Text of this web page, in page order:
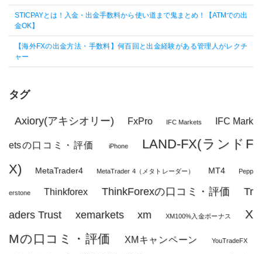
STICPAYとは！入金・出金手数料から使い道まで鬼まとめ！【ATMでの出
金OK】
【海外FXの出金方法・手数料】何百回と出金経験がある管理人がレクチ
ャー
タグ
Axiory(アキシオリー) FxPro IFC Markets IFC Mark
etsの口コミ・評価 iPhone
LAND-FX(ランドF
X)
MetaTrader4 MetaTrader 4（メタトレーダー） MT4 Pepp
erstone Thinkforex ThinkForexの口コミ・評価
Tr
aders Trust
xemarkets xm XM100%入金ボーナス
X
Mの口コミ・評価
XMキャンペーン YouTradeFX